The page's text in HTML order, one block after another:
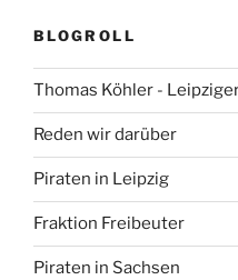
BLOGROLL
Thomas Köhler -
Reden wir darüber
Piraten in Leipzig
Fraktion Freibeuter
Piraten in Sachsen